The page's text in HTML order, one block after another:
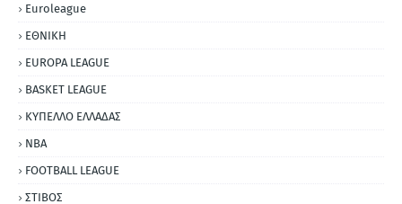
Euroleague
ΕΘΝΙΚΗ
EUROPA LEAGUE
BASKET LEAGUE
ΚΥΠΕΛΛΟ ΕΛΛΑΔΑΣ
NBA
FOOTBALL LEAGUE
ΣΤΙΒΟΣ